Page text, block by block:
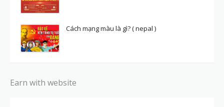
Cách mạng màu là gì? ( nepal )
Earn with website